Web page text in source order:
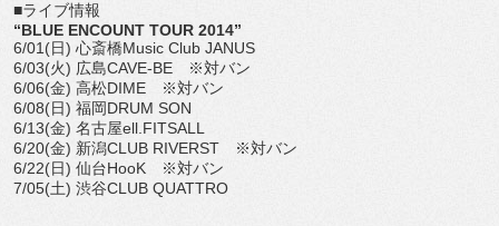
■ライブ情報
“BLUE ENCOUNT TOUR 2014”
6/01(日) 心斎橋Music Club JANUS
6/03(火) 広島CAVE-BE ※対バン
6/06(金) 高松DIME ※対バン
6/08(日) 福岡DRUM SON
6/13(金) 名古屋ell.FITSALL
6/20(金) 新潟CLUB RIVERST ※対バン
6/22(日) 仙台HooK ※対バン
7/05(土) 渋谷CLUB QUATTRO